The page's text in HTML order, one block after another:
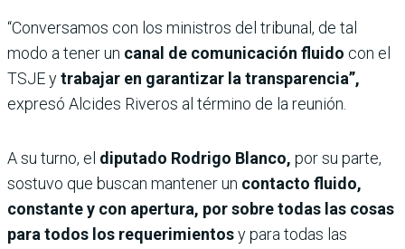
“Conversamos con los ministros del tribunal, de tal
modo a tener un canal de comunicación fluido con el
TSJE ytrabajar en garantizar la transparencia”,
expresó Alcides Riveros al término de la reunión.
A su turno, el diputado Rodrigo Blanco, por su parte,
sostuvo que buscan mantener un contacto fluido,
constante y con apertura, por sobre todas las cosas
para todos los requerimientosy para todas las